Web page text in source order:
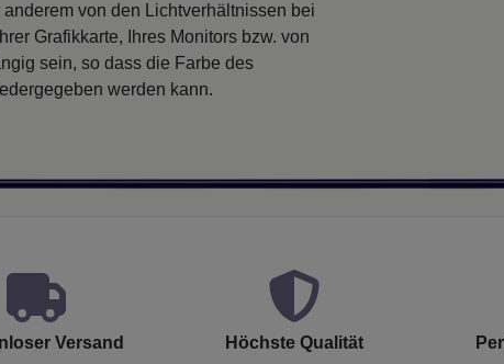
von den Lichtverhältnissen bei
Grafikkarte, Ihres Monitors bzw. von
sein, so dass die Farbe des
werden kann.
Versand Höchste Qualität